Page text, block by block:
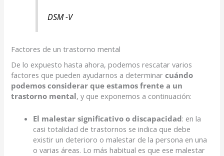
DSM -V
Factores de un trastorno mental
De lo expuesto hasta ahora, podemos rescatar varios
factores que pueden ayudarnos a determinarcuándo
podemos considerar que estamos frente a un
trastorno mental, y que exponemos a continuación:
El malestar significativo o discapacidad: en la
casi totalidad de trastornos se indica que debe
existir un deterioro o malestar de la persona en una
o varias áreas. Lo más habitual es que ese malestar